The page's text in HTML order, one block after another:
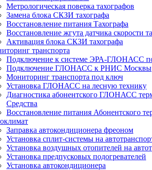
Метрологическая поверка тахографов
Замена блока СКЗИ тахографа
Восстановление питания Тахографа
Восстановление жгута датчика скорости
Активация блока СКЗИ тахографа
транспорта
Подключение к системе ЭРА-ГЛОНАСС
Подключение ГЛОНАСС к РНИС Москвы
Мониторинг транспорта под ключ
Установка ГЛОНАСС на лесную технику
Диагностика абонентского ГЛОНАСС
Средства
Восстановление питания Абонентского
Заправка автокондиционера фреоном
Установка сплит-системы на
Установка воздушных отопителей на
Установка предпусковых подогревателей
Установка автокондиционера